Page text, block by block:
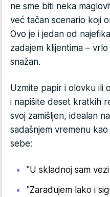
ne sme biti neka
već tačan scenario koji
Ovo je i jedan od
zadajem klijentima –
snažan.
Uzmite papir i olovku ili
i napišite deset kratkih
svoj zamišljen, idealan
sadašnjem vremenu
sebe:
"U skladnoj sam
"Zarađujem lako i